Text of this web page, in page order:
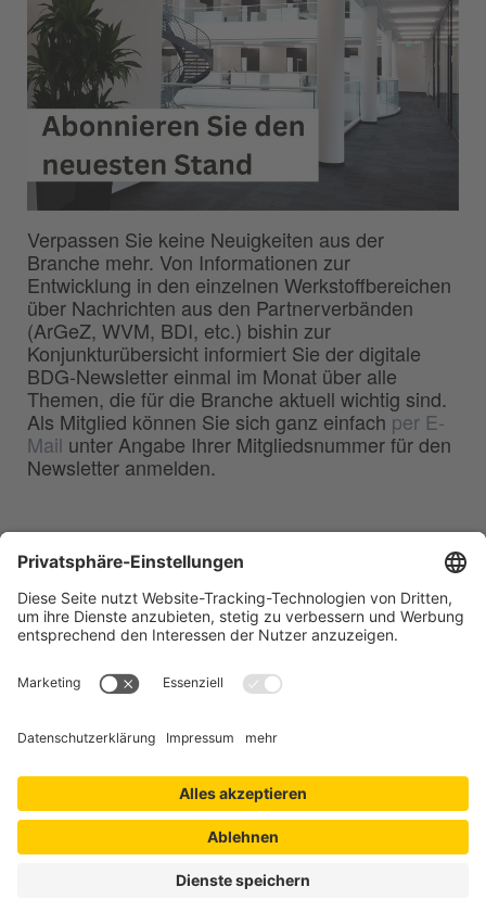
Verpassen Sie keine Neuigkeiten aus der
Branche mehr. Von Informationen zur
Entwicklung in den einzelnen Werkstoffbereichen
über Nachrichten aus den Partnerverbänden
(ArGeZ, WVM, BDI, etc.) bishin zur
Konjunkturübersicht informiert Sie der digitale
BDG-Newsletter einmal im Monat über alle
Themen, die für die Branche aktuell wichtig sind.
Als Mitglied können Sie sich ganz einfach per E-
Mail unter Angabe Ihrer Mitgliedsnummer für den
Newsletter anmelden.
Deutschen Gießerei-Industrie e.V.
40549 Düsseldorf
Telefon:0211 - 68 71 - 03
0211 - 68 71 - 3333
E-Mail:info(at)bdguss.de